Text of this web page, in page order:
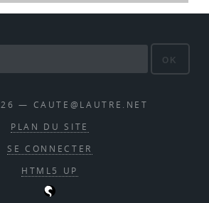
OK
— CAUTE@LAUTRE.NET
PLAN DU SITE
SE CONNECTER
HTML5 UP